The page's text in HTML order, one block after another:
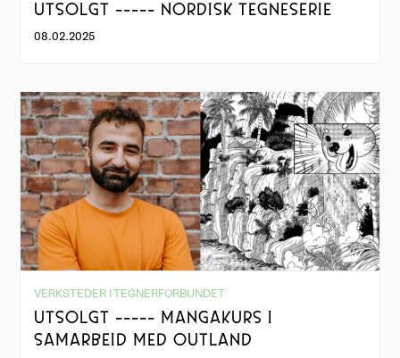
UTSOLGT ----- NORDISK TEGNESERIE
08.02.2025
VERKSTEDER I TEGNERFORBUNDET
UTSOLGT ----- MANGAKURS I
SAMARBEID MED OUTLAND